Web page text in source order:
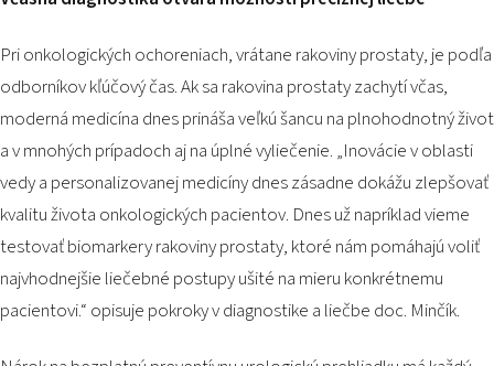
Pri onkologických ochoreniach, vrátane rakoviny prostaty, je podľa
odborníkov kľúčový čas. Ak sa rakovina prostaty zachytí včas,
moderná medicína dnes prináša veľkú šancu na plnohodnotný život
a v mnohých prípadoch aj na úplné vyliečenie. „Inovácie v oblasti
vedy a personalizovanej medicíny dnes zásadne dokážu zlepšovať
kvalitu života onkologických pacientov. Dnes už napríklad vieme
testovať biomarkery rakoviny prostaty, ktoré nám pomáhajú voliť
najvhodnejšie liečebné postupy ušité na mieru konkrétnemu
pacientovi.“ opisuje pokroky v diagnostike a liečbe doc. Minčík.